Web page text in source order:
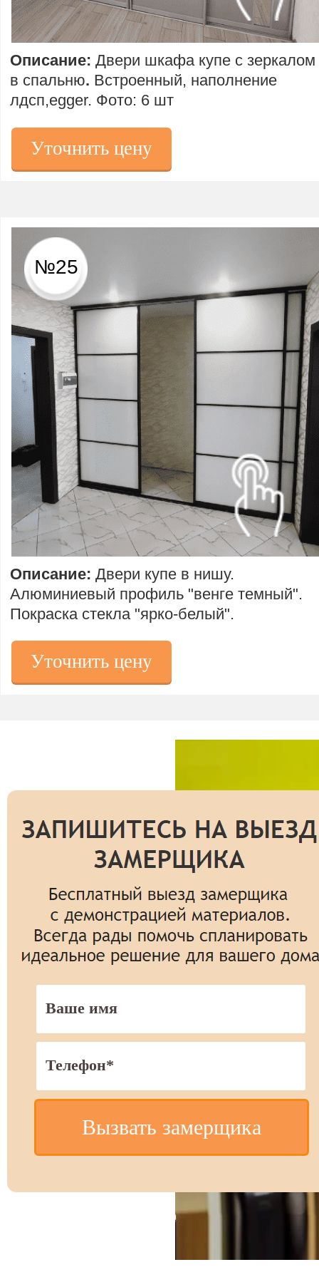
№25
Описание: Двери купе в нишу.
Алюминиевый профиль "венге темный".
Покраска стекла "ярко-белый".
Вызвать замерщика
Уточнить цену
Уточнить цену
Описание: Двери шкафа купе с зеркалом
в спальню. Встроенный, наполнение
лдсп,egger. Фото: 6 шт